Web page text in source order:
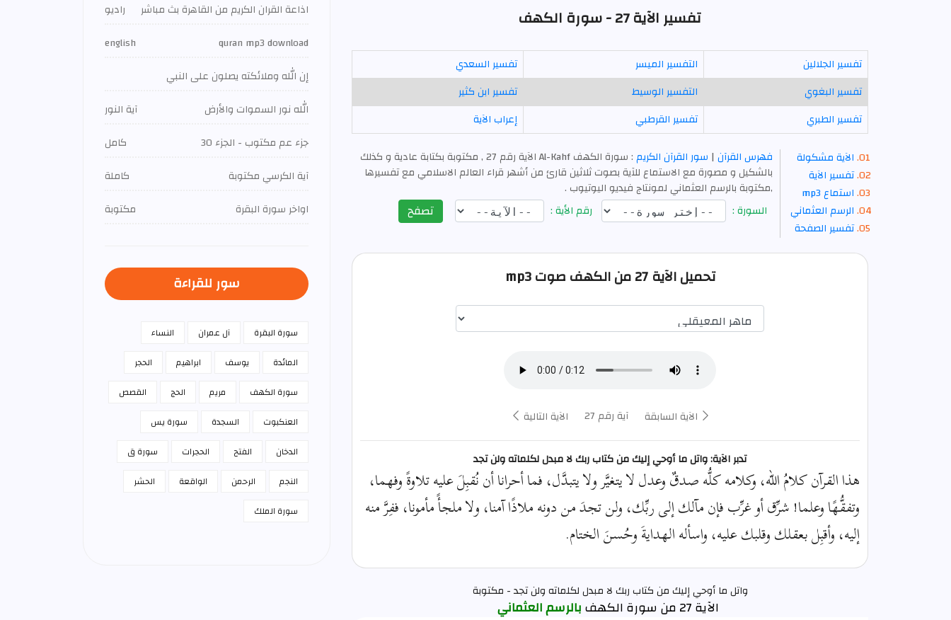
تفسير الآية 27 - سورة الكهف
تفسير الجلالين التفسير الميسر
تفسير السعدي
تفسير البغوي
التفسير الوسيط
تفسير ابن كثير
تفسير الطبري
تفسير القرطبي إعراب الآية
الآية مشكولة
تفسير الآية
استماع mp3
الرسم العثماني
تفسير الصفحة
فهرس القرآن | سور القرآن الكريم
: سورة الكهف Al-Kahf الآية رقم 27 , مكتوبة بكتابة عادية و كذلك
بالشكيل و مصورة مع الاستماع للآية بصوت ثلاثين قارئ من أشهر قراء العالم الاسلامي مع تفسيرها
,مكتوبة بالرسم العثماني لمونتاج فيديو اليوتيوب .
السورة :
رقم الأية : تصفح
تحميل الآية 27 من الكهف صوت mp3
الآية السابقة آية رقم 27 الآية التالية
تدبر الآية: واتل ما أوحي إليك من كتاب ربك لا مبدل لكلماته ولن تجد
هذا القرآن كلامُ الله، وكلامه كلُّه صدقٌ وعدل لا يتغيَّر ولا يتبدَّل، فما أحرانا أن نُقبِلَ عليه تلاوةً وفهما،
وتفقُّهًا وعلما! شرِّق أو غرِّب فإن مآلك إلى ربِّك، ولن تجدَ من دونه ملاذًا آمنا، ولا ملجأً مأمونا، ففِرَّ منه
إليه، وأقبِل بعقلك وقلبك عليه، واسأله الهدايةَ وحُسنَ الختام.
واتل ما أوحي إليك من كتاب ربك لا مبدل لكلماته ولن تجد - مكتوبة
الآية 27 من سورة الكهف بالرسم العثماني
اذاعة القران الكريم من القاهرة بث مباشر
راديو
quran mp3 download
english
إن الله وملائكته يصلون على النبي
الله نور السموات والأرض
آية النور
جزء عم مكتوب - الجزء 30
كامل
آية الكرسي مكتوبة
كاملة
اواخر سورة البقرة
مكتوبة
سور للقراءة
سورة البقرة آل عمران
النساء
المائدة
يوسف ابراهيم
الحجر
سورة الكهف
مريم الحج
القصص
العنكبوت
السجدة
سورة يس
الدخان
الفتح الحجرات
سورة ق
النجم
الرحمن الواقعة
الحشر
سورة الملك